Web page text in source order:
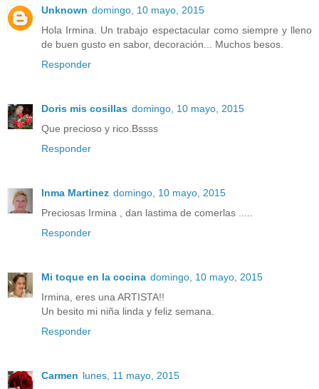
Unknown domingo, 10 mayo, 2015
Hola Irmina. Un trabajo espectacular como siempre y lleno
de buen gusto en sabor, decoración... Muchos besos.
Responder
Doris mis cosillas domingo, 10 mayo, 2015
Que precioso y rico.Bssss
Responder
Inma Martinez domingo, 10 mayo, 2015
Preciosas Irmina , dan lastima de comerlas .....
Responder
Mi toque en la cocina domingo, 10 mayo, 2015
Irmina, eres una ARTISTA!!
Un besito mi niña linda y feliz semana.
Responder
Carmen lunes, 11 mayo, 2015